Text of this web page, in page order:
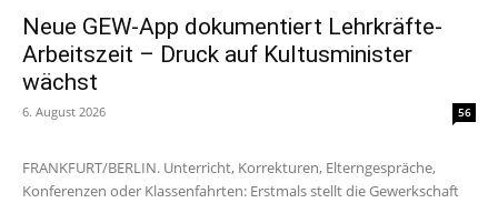
Neue GEW-App dokumentiert Lehrkräfte-
Arbeitszeit – Druck auf Kultusminister
wächst
6. August 2026 56
FRANKFURT/BERLIN. Unterricht, Korrekturen, Elterngespräche,
Konferenzen oder Klassenfahrten: Erstmals stellt die Gewerkschaft